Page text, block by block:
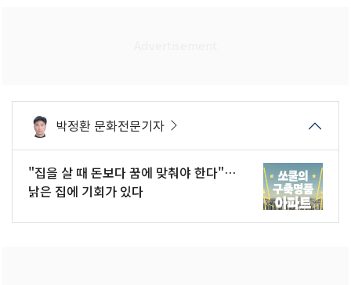
박정환 문화전문기자
"집을 살 때 돈보다 꿈에 맞춰야 한다"…
낡은 집에 기회가 있다